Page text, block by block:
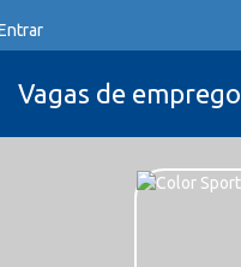
Vagas de emprego